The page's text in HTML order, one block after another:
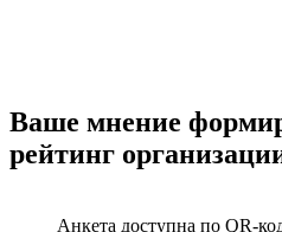
Ваше мнение
рейтинг
Анкета доступна по QR-